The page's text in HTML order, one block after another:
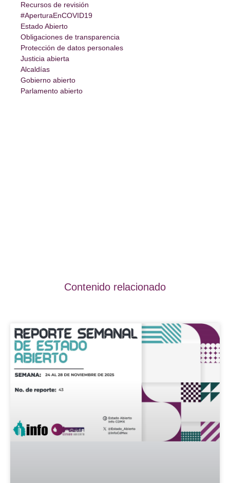
Recursos de revisión
#AperturaEnCOVID19
Estado Abierto
Obligaciones de transparencia
Protección de datos personales
Justicia abierta
Alcaldías
Gobierno abierto
Parlamento abierto
Contenido relacionado